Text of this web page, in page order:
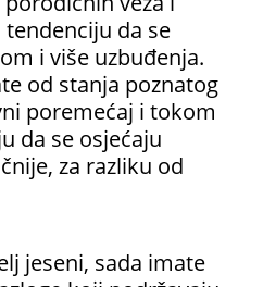
da se
i više uzbuđenja.
od stanja poznatog
poremećaj i tokom
da se osjećaju
za razliku od
jeseni, sada imate